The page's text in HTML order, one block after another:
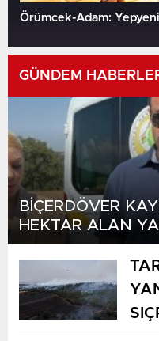
GÜNDEM
BİÇERDÖVER
HEKTAR ALAN